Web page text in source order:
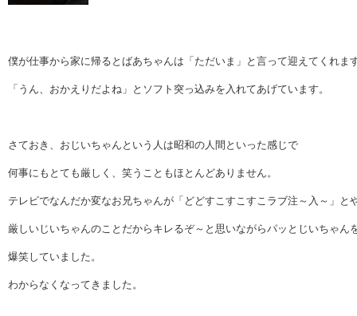
僕が仕事から家に帰るとばあちゃんは「ただいま」と言って迎えてくれま
「うん、おかえりだよね」とソフト突っ込みを入れてあげています。
さておき、おじいちゃんという人は昭和の人間といった感じで
何事にもとても厳しく、笑うこともほとんどありません。
テレビでなんだか変なお兄ちゃんが「どどすこすこすこラブ注～入～」と
厳しいじいちゃんのことだからキレるぞ～と思いながらパッとじいちゃん
爆笑していました。
わからなくなってきました。